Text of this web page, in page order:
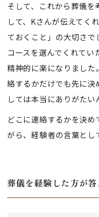
そして、これから葬儀を
して、Kさんが伝えてく
ておくこと」の大切さ
コースを選んでくれて
精神的に楽になりまし
絡するかだけでも先に決
しては本当にありがたい
どこに連絡するかを決
がら、経験者の言葉とし
葬儀を経験した方が